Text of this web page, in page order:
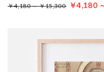
￥4,180 ～ ￥15,300 ￥4,180